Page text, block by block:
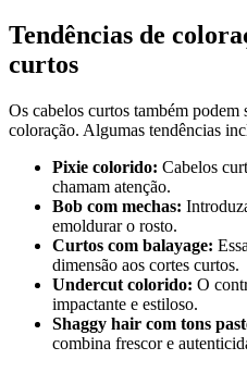
Tendências de
curtos
Os cabelos curtos também podem
coloração. Algumas tendências
Pixie colorido: Cabelos
chamam atenção.
Bob com mechas:
emoldurar o rosto.
Curtos com balayage:
dimensão aos cortes curtos.
Undercut colorido: O
impactante e estiloso.
Shaggy hair com tons
combina frescor e